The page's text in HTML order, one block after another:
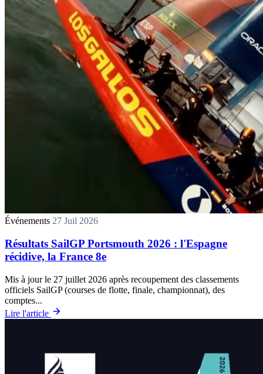
Événements 27 Juil 2026
Résultats SailGP Portsmouth 2026 : l'Espagne
récidive, la France 8e
Mis à jour le 27 juillet 2026 après recoupement des classements
officiels SailGP (courses de flotte, finale, championnat), des
comptes...
Lire l'article